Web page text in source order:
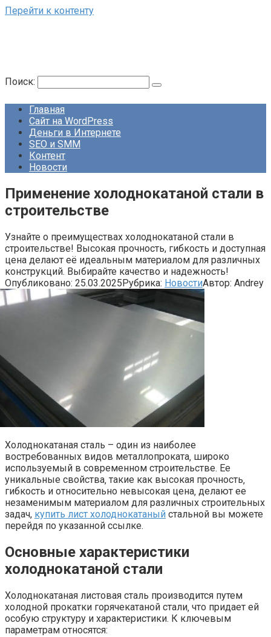
Перейти к контенту
Поиск:
Главная
Сайт на WordPress
Деньги в Интернете
SEO и SMM
Контент
Новости
Применение холоднокатаной стали в
строительстве
Узнайте о преимуществах холоднокатаной стали в
строительстве! Высокая прочность, гибкость и доступная
цена делают её идеальным материалом для различных
конструкций. Выбирайте качество и надежность!
Опубликовано: 25.03.2025Рубрика: НовостиАвтор: Andrey
Холоднокатаная сталь – один из наиболее
востребованных видов металлопроката‚ широко
используемый в современном строительстве. Ее
уникальные свойства‚ такие как высокая прочность‚
гибкость и относительно невысокая цена‚ делают ее
незаменимым материалом для различных строительных
задач, купить лист холоднокатаный стальной вы можете
перейдя по указанной ссылке.
Основные характеристики
холоднокатаной стали
Холоднокатаная листовая сталь производится путем
холодной прокатки горячекатаной стали‚ что придает ей
особую структуру и характеристики. К ключевым
параметрам относятся: